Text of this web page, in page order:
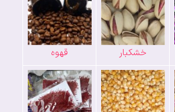
خشکبار قهوه